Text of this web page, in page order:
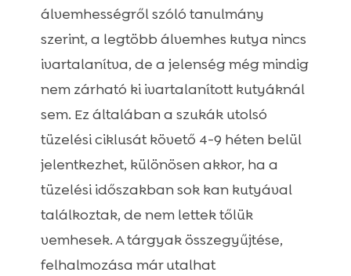
álvemhességről szóló tanulmány
szerint, a legtöbb álvemhes kutya nincs
ivartalanítva, de a jelenség még mindig
nem zárható ki ivartalanított kutyáknál
sem. Ez általában a szukák utolsó
tüzelési ciklusát követő 4-9 héten belül
jelentkezhet, különösen akkor, ha a
tüzelési időszakban sok kan kutyával
találkoztak, de nem lettek tőlük
vemhesek. A tárgyak összegyűjtése,
felhalmozása már utalhat